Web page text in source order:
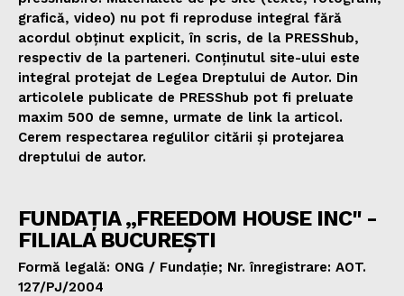
grafică, video) nu pot fi reproduse integral fără
acordul obținut explicit, în scris, de la PRESShub,
respectiv de la parteneri. Conținutul site-ului este
integral protejat de Legea Dreptului de Autor. Din
articolele publicate de PRESShub pot fi preluate
maxim 500 de semne, urmate de link la articol.
Cerem respectarea regulilor citării și protejarea
dreptului de autor.
FUNDAȚIA „FREEDOM HOUSE INC" -
FILIALA BUCUREȘTI
Formă legală: ONG / Fundație; Nr. înregistrare: AOT.
127/PJ/2004